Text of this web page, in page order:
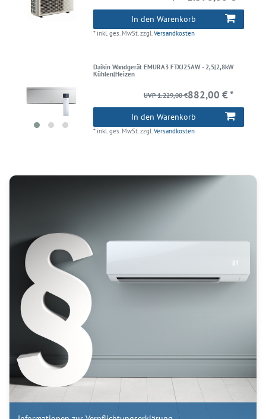
In den Warenkorb
* inkl. ges. MwSt.zzgl.Versandkosten
Daikin Wandgerät EMURA3 FTXJ25AW - 2,5|2,8kW
Kühlen|Heizen
UVP 1.229,00 €882,00 € *
In den Warenkorb
* inkl. ges. MwSt.zzgl.Versandkosten